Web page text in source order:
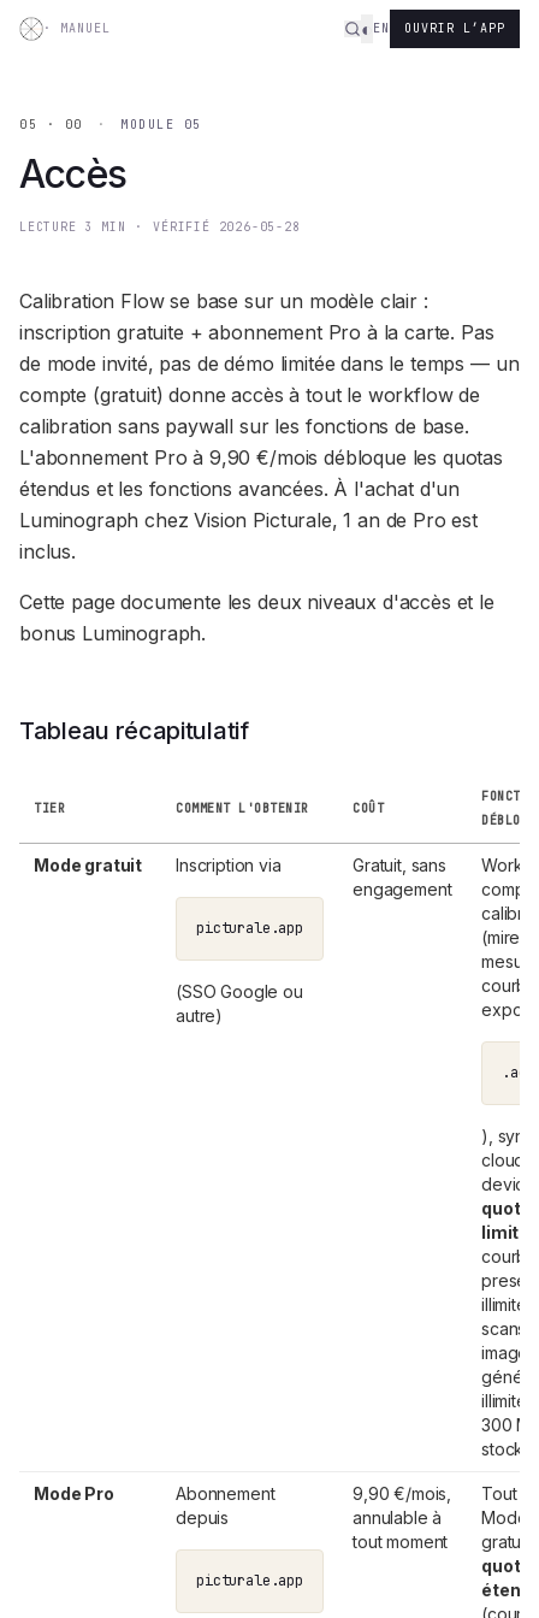
Aller au contenu
· MANUEL ◐ EN OUVRIR L’APP
05 · 00 · MODULE 05
Accès
LECTURE 3 MIN · VÉRIFIÉ 2026-05-28
Calibration Flow se base sur un modèle clair :
inscription gratuite + abonnement Pro à la carte. Pas
de mode invité, pas de démo limitée dans le temps — un
compte (gratuit) donne accès à tout le workflow de
calibration sans paywall sur les fonctions de base.
L'abonnement Pro à 9,90 €/mois débloque les quotas
étendus et les fonctions avancées. À l'achat d'un
Luminograph chez Vision Picturale, 1 an de Pro est
inclus.
Cette page documente les deux niveaux d'accès et le
bonus Luminograph.
Tableau récapitulatif
TIER COMMENT L'OBTENIR COÛT
Mode gratuit Inscription via
picturale.app
(SSO Google ou
autre)
Gratuit, sans
engagement
(mire,
export
.acv
), sync
cloud
device,
limités
presets
scans
images
300
Mode Pro
Abonnement
depuis
picturale.app
9,90 €/mois,
annulable à
tout moment
Tout le
Mode
gratuit